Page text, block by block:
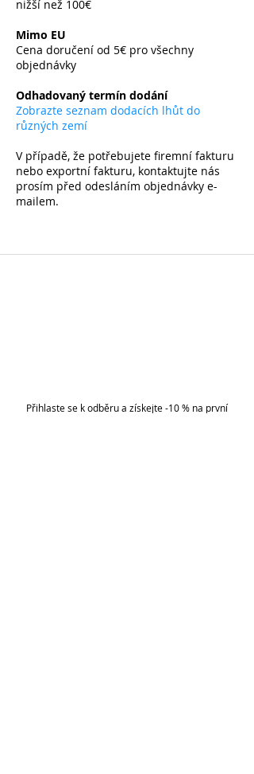
nižší než 100€
Mimo EU
Cena doručení od 5€ pro všechny
objednávky
Odhadovaný termín dodání
Zobrazte seznam dodacích lhůt do
různých zemí
V případě, že potřebujete firemní fakturu
nebo exportní fakturu, kontaktujte nás
prosím před odesláním objednávky e-
mailem.
Přihlaste se k odběru a získejte -10 % na první